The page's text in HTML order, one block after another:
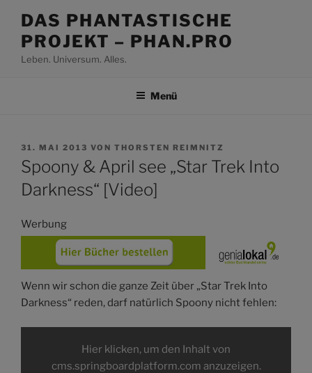
Inhalt
springen
DAS PHANTASTISCHE
PROJEKT – PHAN.PRO
Leben. Universum. Alles.
Menü
VERÖFFENTLICHT
AM
31. MAI 2013 VON THORSTEN REIMNITZ
Spoony & April see „Star Trek Into
Darkness“ [Video]
Werbung
Wenn wir schon die ganze Zeit über „Star Trek Into
Darkness“ reden, darf natürlich Spoony nicht fehlen:
Inhalt
cms.springboardplatform.com
Hier klicken, um den Inhalt von
cms.springboardplatform.com anzuzeigen.